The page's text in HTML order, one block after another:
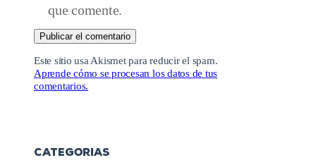
que comente.
Este sitio usa Akismet para reducir el spam.
Aprende cómo se procesan los datos de tus
comentarios.
CATEGORIAS